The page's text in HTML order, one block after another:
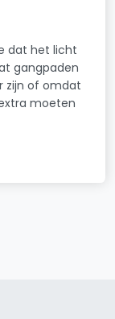
dat het licht
gangpaden
zijn of omdat
moeten